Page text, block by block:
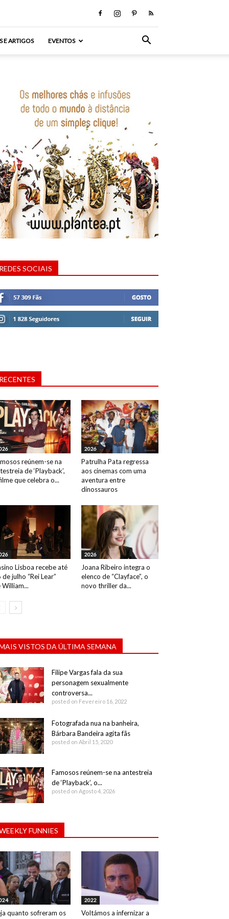
E ARTIGOS EVENTOS
SOCIAIS
reúnem-se na
de ‘Playback’,
que celebra o...
2026
Patrulha Pata regressa
aos cinemas com uma
aventura entre
dinossauros
Lisboa recebe até
de julho “Rei Lear”
William...
2026
Joana Ribeiro integra o
elenco de “Clayface”, o
novo thriller da...
VISTOS DA ÚLTIMA SEMANA
Filipe Vargas fala da sua
personagem sexualmente
controversa...
posted on Fevereiro 16, 2022
Fotografada nua na banheira,
Bárbara Bandeira agita fãs
posted on Abril 15, 2020
Famosos reúnem-se na antestreia
de ‘Playback’, o...
posted on Agosto 4, 2026
FUNNIES
quanto sofreram os
2022
Voltámos a infernizar a